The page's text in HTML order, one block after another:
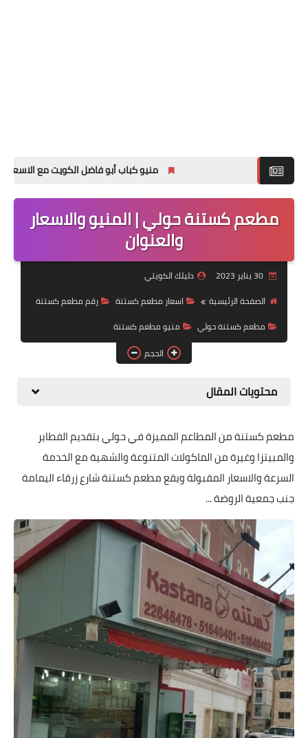
منيو كباب أبو فاضل الكويت مع الاسعار لجميع
مطعم كستنة حولي | المنيو والاسعار
والعنوان
30 يناير 2023
دليلك الكويتي
الصفحة الرئيسية
اسعار مطعم كستنة
رقم مطعم كستنة
مطعم كستنة حولي
منيو مطعم كستنة
الحجم
محتويات المقال
مطعم كستنة من المطاعم المميزة في حولي بتقديم الفطاير
والمبيتزا وغيرة من الماكولات المتنوعة والشهية مع الخدمة
السرعة والاسعار المقبولة ويقع مطعم كستنة شارع زرقاء اليمامة
جنب جمعية الروضة ...